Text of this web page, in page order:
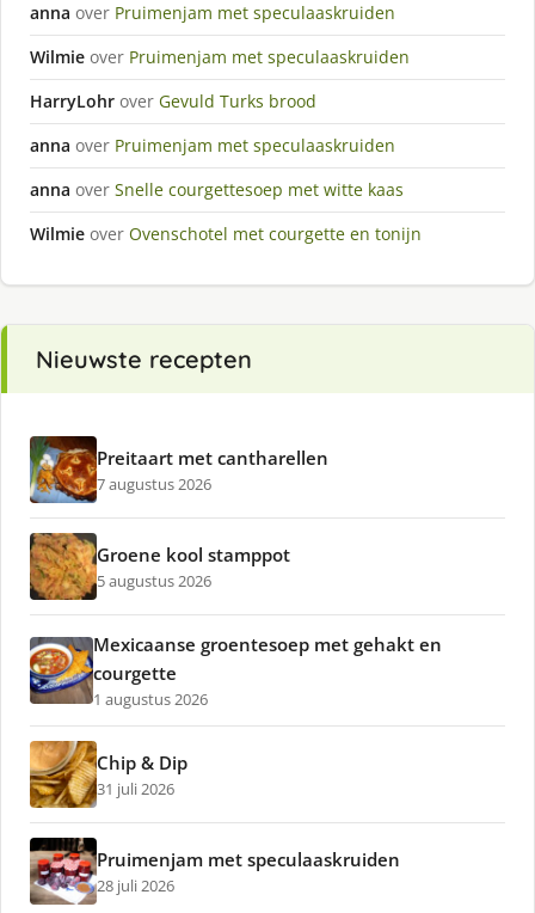
anna over Pruimenjam met speculaaskruiden
Wilmie over Pruimenjam met speculaaskruiden
HarryLohr over Gevuld Turks brood
anna over Pruimenjam met speculaaskruiden
anna over Snelle courgettesoep met witte kaas
Wilmie over Ovenschotel met courgette en tonijn
Nieuwste recepten
Preitaart met cantharellen
7 augustus 2026
Groene kool stamppot
5 augustus 2026
Mexicaanse groentesoep met gehakt en
courgette
1 augustus 2026
Chip & Dip
31 juli 2026
Pruimenjam met speculaaskruiden
28 juli 2026